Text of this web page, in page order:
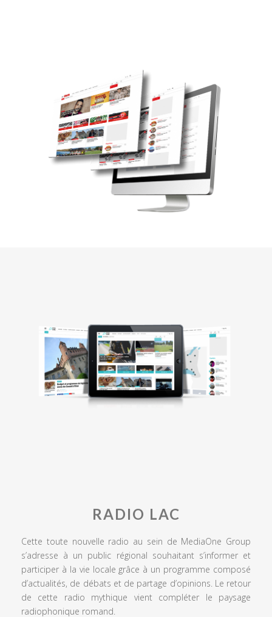
RADIO LAC
Cette toute nouvelle radio au sein de MediaOne Group
s’adresse à un public régional souhaitant s’informer et
participer à la vie locale grâce à un programme composé
d’actualités, de débats et de partage d’opinions. Le retour
de cette radio mythique vient compléter le paysage
radiophonique romand.